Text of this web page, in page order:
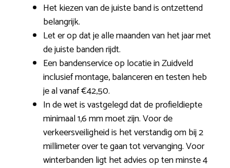
Het kiezen van de juiste band is ontzettend
belangrijk.
Let er op dat je alle maanden van het jaar met
de juiste banden rijdt.
Een bandenservice op locatie in Zuidveld
inclusief montage, balanceren en testen heb
je al vanaf €42,50.
In de wet is vastgelegd dat de profieldiepte
minimaal 1,6 mm moet zijn. Voor de
verkeersveiligheid is het verstandig om bij 2
millimeter over te gaan tot vervanging. Voor
winterbanden ligt het advies op ten minste 4